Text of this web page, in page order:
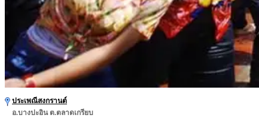
ประเพณีสงกรานต์
อ.บางปะอิน ต.ตลาดเกรียบ